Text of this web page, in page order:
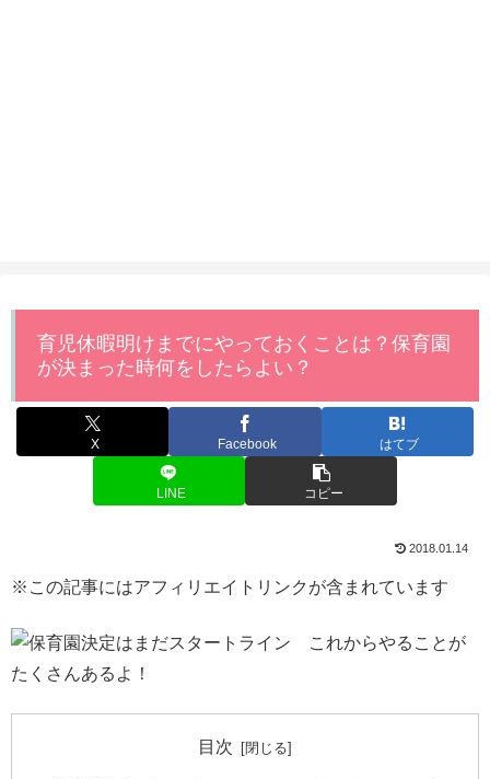
育児休暇明けまでにやっておくことは？保育園
が決まった時何をしたらよい？
X Facebook はてブ
LINE コピー
2018.01.14
※この記事にはアフィリエイトリンクが含まれています
目次